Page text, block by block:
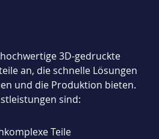
3D-gedruckte
an, die schnelle Lösungen
und die Produktion bieten.
sind:
Teile